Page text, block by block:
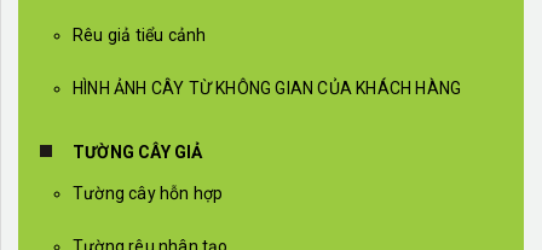
Rêu giả tiểu cảnh
HÌNH ẢNH CÂY TỪ KHÔNG GIAN CỦA KHÁCH HÀNG
TƯỜNG CÂY GIẢ
Tường cây hỗn hợp